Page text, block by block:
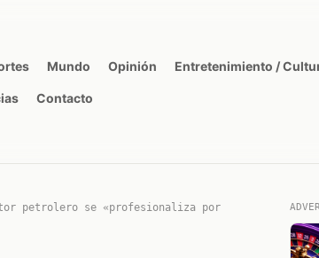
Mundo Opinión Entretenimiento /
Contacto
petrolero se «profesionaliza por